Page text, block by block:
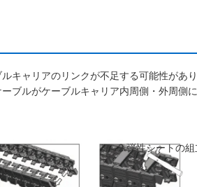
キャリアのリンクが不足する可能性が
ブルがケーブルキャリア内周側・外周側
2.弾性シートの組